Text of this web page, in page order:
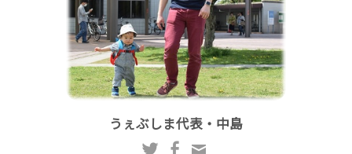
うぇぶしま代表・中島